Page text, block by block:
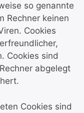
so genannte
Rechner keinen
Cookies
Cookies sind
abgelegt
Cookies sind